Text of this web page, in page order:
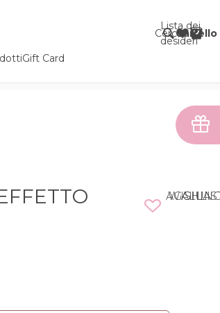
Cerca
Lista dei
desideri
Carrello
Gift Card
AGGIUNGI ALLA